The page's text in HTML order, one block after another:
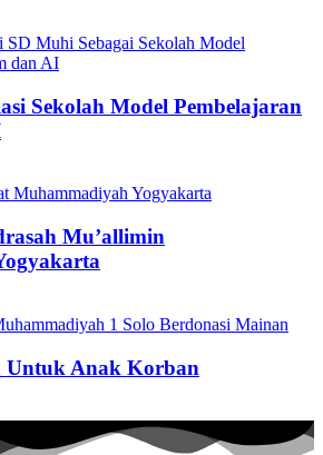
Sekolah Model Pembelajaran
Mu’allimin
Untuk Anak Korban